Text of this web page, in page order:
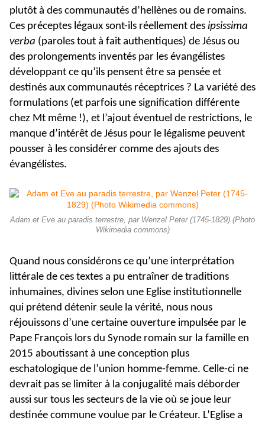
plutôt à des communautés d’hellènes ou de romains.
Ces préceptes légaux sont-ils réellement des ipsissima
verba (paroles tout à fait authentiques) de Jésus ou
des prolongements inventés par les évangélistes
développant ce qu’ils pensent être sa pensée et
destinés aux communautés réceptrices ? La variété des
formulations (et parfois une signification différente
chez Mt même !), et l’ajout éventuel de restrictions, le
manque d’intérêt de Jésus pour le légalisme peuvent
pousser à les considérer comme des ajouts des
évangélistes.
Adam et Eve au paradis terrestre, par Wenzel Peter (1745-1829) (Photo
Wikimedia commons)
Quand nous considérons ce qu’une interprétation
littérale de ces textes a pu entraîner de traditions
inhumaines, divines selon une Eglise institutionnelle
qui prétend détenir seule la vérité, nous nous
réjouissons d’une certaine ouverture impulsée par le
Pape François lors du Synode romain sur la famille en
2015 aboutissant à une conception plus
eschatologique de l’union homme-femme. Celle-ci ne
devrait pas se limiter à la conjugalité mais déborder
aussi sur tous les secteurs de la vie où se joue leur
destinée commune voulue par le Créateur. L’Eglise a